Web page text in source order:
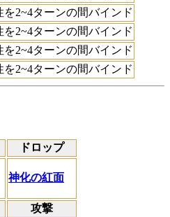
を2~4ターンの間バインド
を2~4ターンの間バインド
を2~4ターンの間バインド
を2~4ターンの間バインド
ドロップ
神化の紅面
攻撃